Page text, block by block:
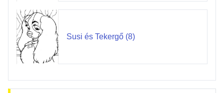
Susi és Tekergő (8)